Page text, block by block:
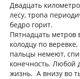
Двадцать
лесу, тропа
бедро горит.
Пятнадцать
колодцу по
пальцы немеют,
конечность. Любой
жизнь. А внизу во